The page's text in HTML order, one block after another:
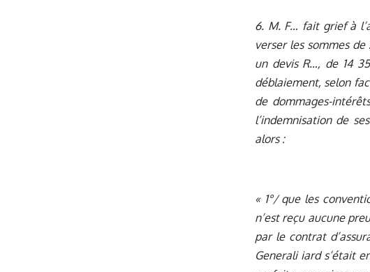
6. M. F… fait grief à
verser les sommes
un devis R…, de 14
déblaiement, selon
de dommages-
l’indemnisation de
alors :
« 1°/ que les
n’est reçu aucune
par le contrat
Generali iard s’était